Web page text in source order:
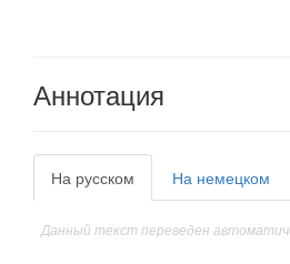
Аннотация
На русском На немецком
Данный текст переведен